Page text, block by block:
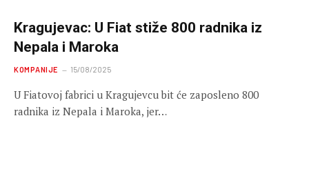
Kragujevac: U Fiat stiže 800 radnika iz
Nepala i Maroka
KOMPANIJE 15/08/2025
U Fiatovoj fabrici u Kragujevcu bit će zaposleno 800
radnika iz Nepala i Maroka, jer…